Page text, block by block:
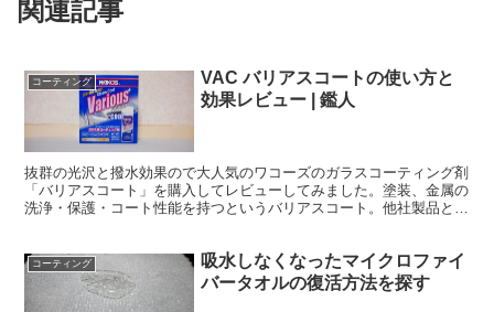
関連記事
コーティング
VAC バリアスコートの使い方と
効果レビュー | 鑑人
抜群の光沢と撥水効果ので大人気のワコーズのガラスコーティング剤
「バリアスコート」を購入してレビューしてみました。塗装、金属の
洗浄・保護・コート性能を持つというバリアスコート。他社製品と比
コーティング
吸水しなくなったマイクロファイ
バータオルの復活方法を探す